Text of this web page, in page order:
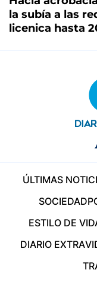
la subía a las
licenica hasta
ÚLTIMAS
SOCIEDAD
ESTILO DE
DIARIO EXTRA